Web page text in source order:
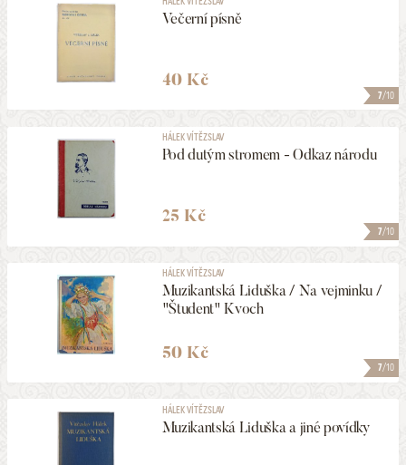
7/10
Večerní písně
40 Kč
7/10
HÁLEK VÍTĚZSLAV
Pod dutým stromem - Odkaz národu
25 Kč
7/10
HÁLEK VÍTĚZSLAV
Muzikantská Liduška / Na vejminku /
"Študent" Kvoch
50 Kč
HÁLEK VÍTĚZSLAV
Muzikantská Liduška a jiné povídky